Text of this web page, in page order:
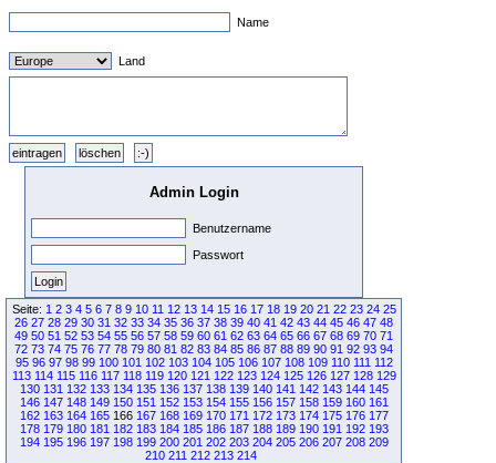
Name
Land
Admin Login
Benutzername
Passwort
Seite: 1 2 3 4 5 6 7 8 9 10 11 12 13 14 15 16 17 18 19 20 21 22 23 24 25
26 27 28 29 30 31 32 33 34 35 36 37 38 39 40 41 42 43 44 45 46 47 48
49 50 51 52 53 54 55 56 57 58 59 60 61 62 63 64 65 66 67 68 69 70 71
72 73 74 75 76 77 78 79 80 81 82 83 84 85 86 87 88 89 90 91 92 93 94
95 96 97 98 99 100 101 102 103 104 105 106 107 108 109 110 111 112
113 114 115 116 117 118 119 120 121 122 123 124 125 126 127 128 129
130 131 132 133 134 135 136 137 138 139 140 141 142 143 144 145
146 147 148 149 150 151 152 153 154 155 156 157 158 159 160 161
162 163 164 165166 167 168 169 170 171 172 173 174 175 176 177
178 179 180 181 182 183 184 185 186 187 188 189 190 191 192 193
194 195 196 197 198 199 200 201 202 203 204 205 206 207 208 209
210 211 212 213 214